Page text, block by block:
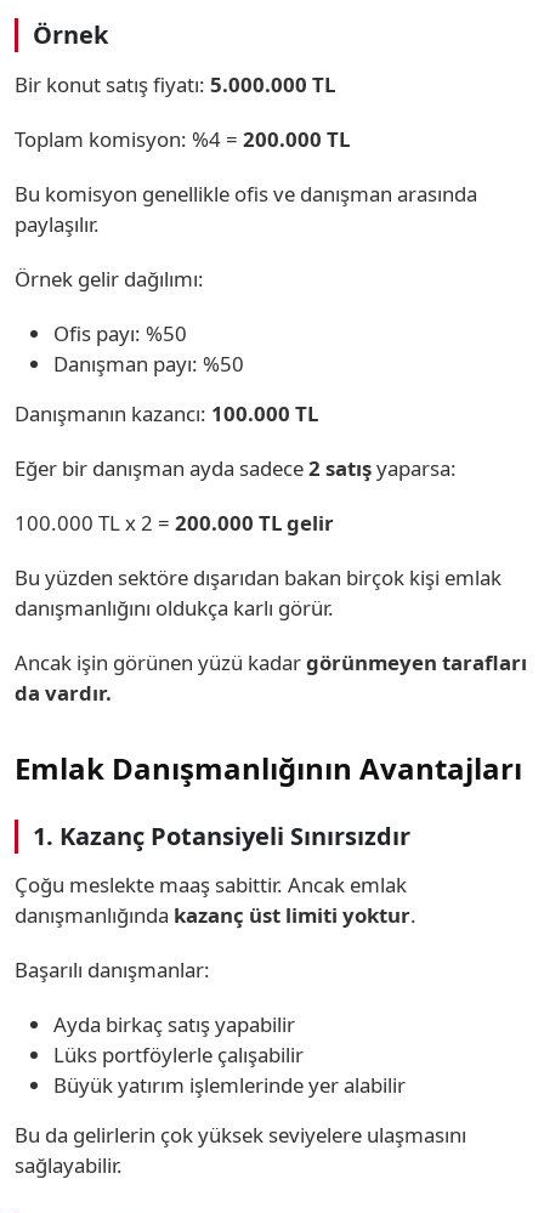
Örnek
Bir konut satış fiyatı: 5.000.000 TL
Toplam komisyon: %4 = 200.000 TL
Bu komisyon genellikle ofis ve danışman arasında
paylaşılır.
Örnek gelir dağılımı:
Ofis payı: %50
Danışman payı: %50
Danışmanın kazancı: 100.000 TL
Eğer bir danışman ayda sadece2 satışyaparsa:
100.000 TL x 2 = 200.000 TL gelir
Bu yüzden sektöre dışarıdan bakan birçok kişi emlak
danışmanlığını oldukça karlı görür.
Ancak işin görünen yüzü kadargörünmeyen tarafları
da vardır.
Emlak Danışmanlığının Avantajları
1. Kazanç Potansiyeli Sınırsızdır
Çoğu meslekte maaş sabittir. Ancak emlak
danışmanlığında kazanç üst limiti yoktur.
Başarılı danışmanlar:
Ayda birkaç satış yapabilir
Lüks portföylerle çalışabilir
Büyük yatırım işlemlerinde yer alabilir
Bu da gelirlerin çok yüksek seviyelere ulaşmasını
sağlayabilir.